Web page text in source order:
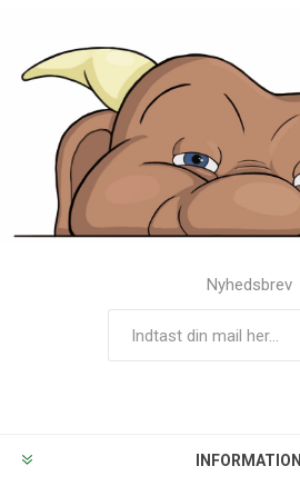
Nyhedsbrev
INFORMATION